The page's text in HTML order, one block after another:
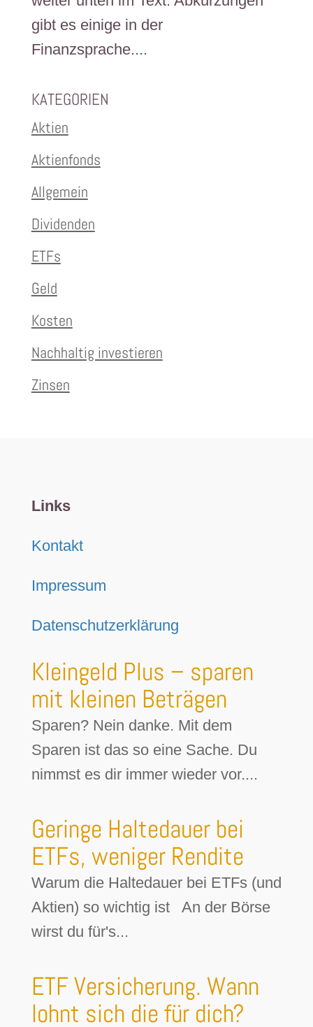
gibt es einige in der
Finanzsprache....
KATEGORIEN
Aktien
Aktienfonds
Allgemein
Dividenden
ETFs
Geld
Kosten
Nachhaltig investieren
Zinsen
Links
Kontakt
Impressum
Datenschutzerklärung
Kleingeld Plus – sparen
mit kleinen Beträgen
Sparen? Nein danke. Mit dem
Sparen ist das so eine Sache. Du
nimmst es dir immer wieder vor....
Geringe Haltedauer bei
ETFs, weniger Rendite
Warum die Haltedauer bei ETFs (und
Aktien) so wichtig ist An der Börse
wirst du für's...
ETF Versicherung. Wann
lohnt sich die für dich?